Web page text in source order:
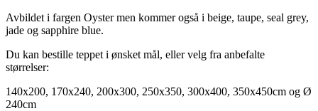
Avbildet i fargen Oyster men kommer også i beige, taupe, seal grey,
jade og sapphire blue.
Du kan bestille teppet i ønsket mål, eller velg fra anbefalte
størrelser:
140x200, 170x240, 200x300, 250x350, 300x400, 350x450cm og Ø
240cm